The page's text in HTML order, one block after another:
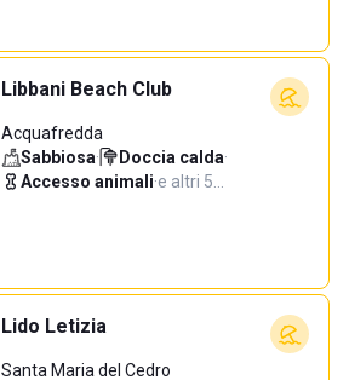
Libbani Beach Club
Acquafredda
Sabbiosa· Doccia calda·
Accesso animali·e altri 5…
Lido Letizia
Santa Maria del Cedro